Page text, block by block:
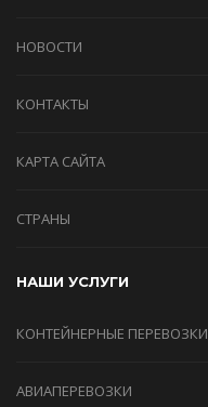
НОВОСТИ
КОНТАКТЫ
КАРТА САЙТА
СТРАНЫ
НАШИ УСЛУГИ
КОНТЕЙНЕРНЫЕ ПЕРЕВОЗКИ
АВИАПЕРЕВОЗКИ